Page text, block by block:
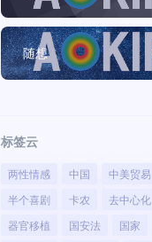
随想
标签云
两性情感 中国 中美贸易
半个喜剧
卡农 去中心化
器官移植
国安法 国家